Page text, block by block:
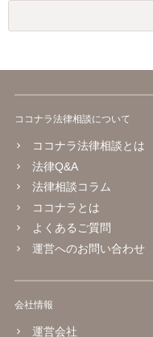
ココナラ法律相談について
ココナラ法律相談とは
法律Q&A
法律相談コラム
ココナラとは
よくあるご質問
運営へのお問い合わせ
会社情報
運営会社